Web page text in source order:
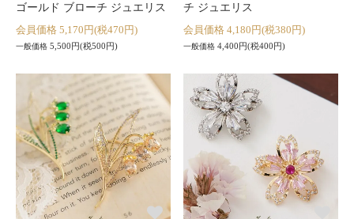
ゴールド ブローチ ジュエリス
会員価格 5,170円(税470円)
一般価格 5,500円(税500円)
チ ジュエリス
会員価格 4,180円(税380円)
一般価格 4,400円(税400円)